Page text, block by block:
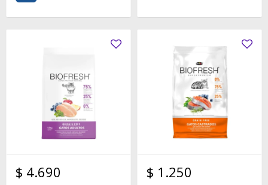
$ 4.690 $ 1.250